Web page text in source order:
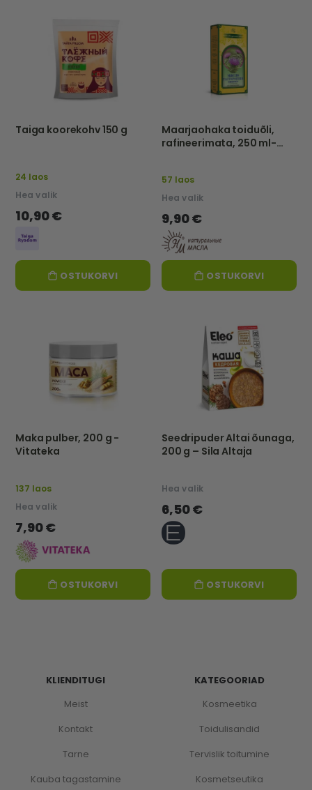
Taiga koorekohv 150 g
24 laos
Hea valik
10,90 €
OSTUKORVI
Maarjaohaka toiduõli,
rafineerimata, 250 ml-
57 laos
Hea valik
9,90 €
OSTUKORVI
Maka pulber, 200 g -
Vitateka
137 laos
Hea valik
7,90 €
OSTUKORVI
Seedripuder Altai õunaga,
200 g – Sila Altaja
Hea valik
6,50 €
OSTUKORVI
KLIENDITUGI
Meist
Kontakt
Tarne
Kauba tagastamine
KATEGOORIAD
Kosmeetika
Toidulisandid
Tervislik toitumine
Kosmetseutika